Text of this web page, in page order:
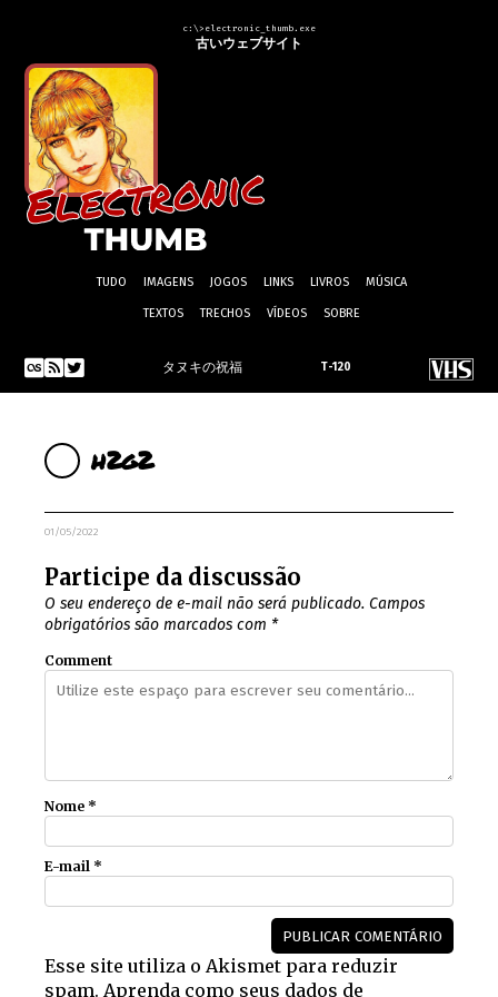
c:\>electronic_thumb.exe
古いウェブサイト
TUDO IMAGENS JOGOS LINKS LIVROS MÚSICA
TEXTOS TRECHOS VÍDEOS SOBRE
タヌキの祝福 T-120
h2g2
01/05/2022
Participe da discussão
O seu endereço de e-mail não será publicado. Campos
obrigatórios são marcados com *
Comment
Nome *
E-mail *
Esse site utiliza o Akismet para reduzir
spam. Aprenda como seus dados de